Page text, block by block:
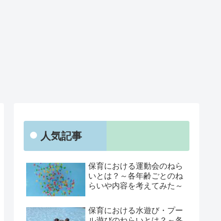
人気記事
保育における運動会のねら
いとは？～各年齢ごとのね
らいや内容を考えてみた～
保育における水遊び・プー